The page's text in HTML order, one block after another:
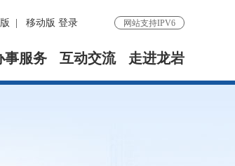
移动版 登录 网站支持IPV6
事服务 互动交流 走进龙岩